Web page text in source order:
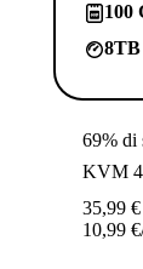
100
8TB
69% di
KVM 4
35,99 €
10,99 €